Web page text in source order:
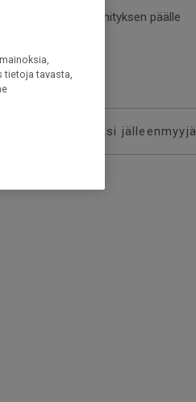
asentaa lattialämmityksen päälle
Etsi jälleenmyyjä
tavasta,